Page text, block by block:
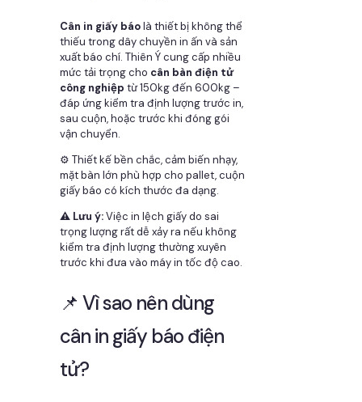
Cân in giấy báolà thiết bị không thể
thiếu trong dây chuyền in ấn và sản
xuất báo chí. Thiên Ý cung cấp nhiều
mức tải trọng cho cân bàn điện tử
công nghiệp từ 150kg đến 600kg –
đáp ứng kiểm tra định lượng trước in,
sau cuộn, hoặc trước khi đóng gói
vận chuyển.
⚙️ Thiết kế bền chắc, cảm biến nhạy,
mặt bàn lớn phù hợp cho pallet, cuộn
giấy báo có kích thước đa dạng.
⚠️ Lưu ý:Việc in lệch giấy do sai
trọng lượng rất dễ xảy ra nếu không
kiểm tra định lượng thường xuyên
trước khi đưa vào máy in tốc độ cao.
📌 Vì sao nên dùng
cân in giấy báo điện
tử?